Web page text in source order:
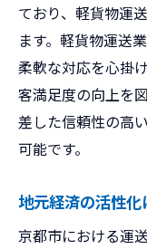
ており、軽貨物運
ます。軽貨物運送
柔軟な対応を心掛
客満足度の向上を
差した信頼性の高
可能です。
地元経済の活性化
京都市における運